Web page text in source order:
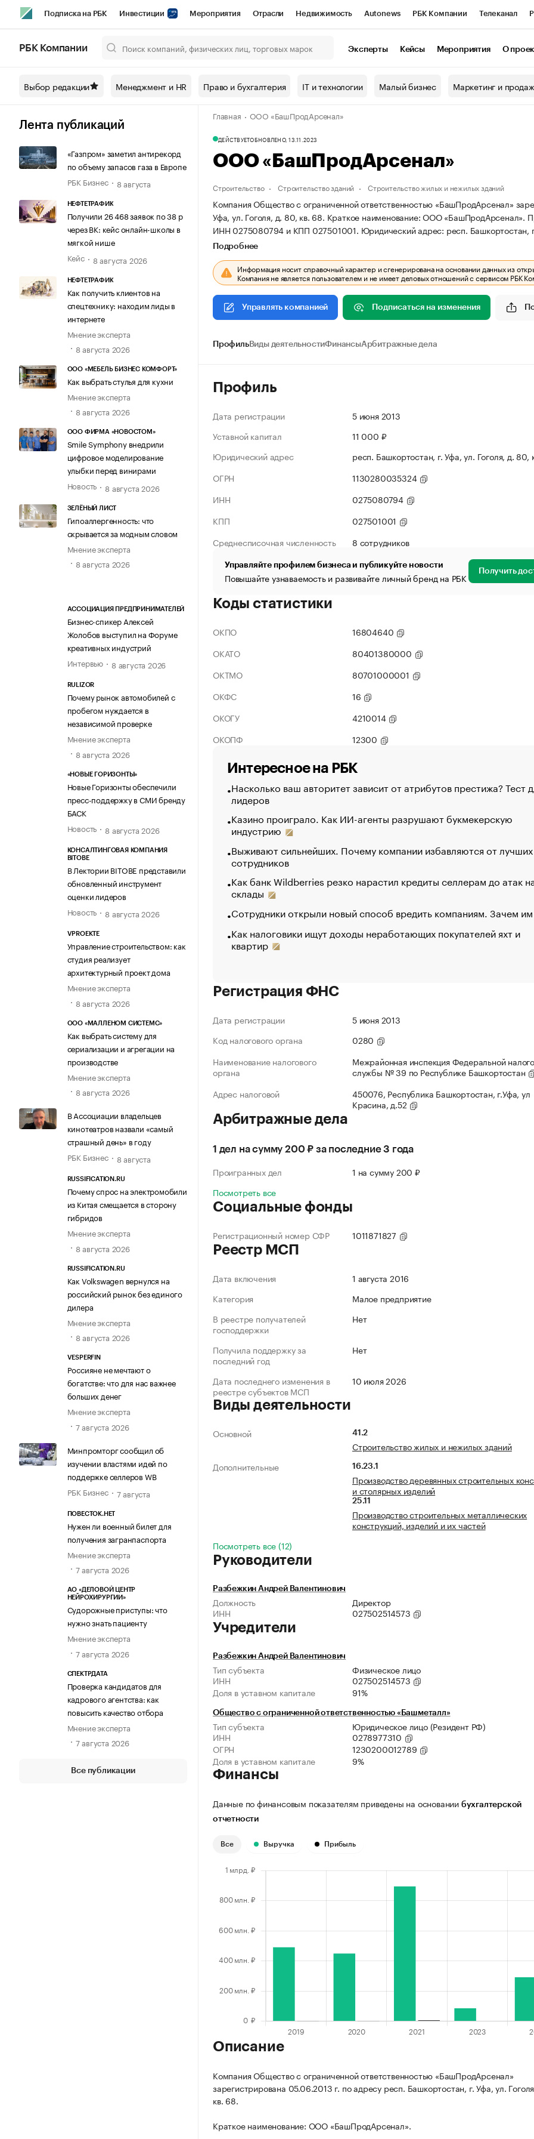
Подписка на РБК Инвестиции Мероприятия Отрасли Недвижимость Autonews РБК Компании Телеканал
Спецпроекты СПб Конференции СПб Спецпроекты Проверка контрагентов
Технологии и медиа Рынок наличной валюты
РБК Компании Эксперты Кейсы Мероприятия О
Выбор редакции Менеджмент и HR Право и бухгалтерия IT и технологии Малый бизнес Маркетинг и
Лента публикаций
«Газпром» заметил антирекорд
по объему запасов газа в Европе
РБК Бизнес
8 августа
НЕФТЕТРАФИК
Получили 26 468 заявок по 38 р
через ВК: кейс онлайн-школы в
мягкой нише
Кейс
8 августа 2026
НЕФТЕТРАФИК
Как получить клиентов на
спецтехнику: находим лиды в
интернете
Мнение эксперта
8 августа 2026
ООО «МЕБЕЛЬ БИЗНЕС КОМФОРТ»
Как выбрать стулья для кухни
Мнение эксперта
8 августа 2026
ООО ФИРМА «НОВОСТОМ»
Smile Symphony внедрили
цифровое моделирование
улыбки перед винирами
Новость
8 августа 2026
ЗЕЛЁНЫЙ ЛИСТ
Гипоаллергенность: что
скрывается за модным словом
Мнение эксперта
8 августа 2026
АССОЦИАЦИЯ ПРЕДПРИНИМАТЕЛЕЙ
Бизнес-спикер Алексей
Жолобов выступил на Форуме
креативных индустрий
Интервью
8 августа 2026
RULIZOR
Почему рынок автомобилей с
пробегом нуждается в
независимой проверке
Мнение эксперта
8 августа 2026
«НОВЫЕ ГОРИЗОНТЫ»
Новые Горизонты обеспечили
пресс-поддержку в СМИ бренду
БАСК
Новость
8 августа 2026
КОНСАЛТИНГОВАЯ КОМПАНИЯ
BITOBE
В Лектории BITOBE представили
обновленный инструмент
оценки лидеров
Новость
8 августа 2026
VPROEKTE
Управление строительством: как
студия реализует
архитектурный проект дома
Мнение эксперта
8 августа 2026
ООО «МАЛЛЕНОМ СИСТЕМС»
Как выбрать систему для
сериализации и агрегации на
производстве
Мнение эксперта
8 августа 2026
В Ассоциации владельцев
кинотеатров назвали «самый
страшный день» в году
РБК Бизнес
8 августа
RUSSIFICATION.RU
Почему спрос на электромобили
из Китая смещается в сторону
гибридов
Мнение эксперта
8 августа 2026
RUSSIFICATION.RU
Как Volkswagen вернулся на
российский рынок без единого
дилера
Мнение эксперта
8 августа 2026
VESPERFIN
Россияне не мечтают о
богатстве: что для нас важнее
больших денег
Мнение эксперта
7 августа 2026
Минпромторг сообщил об
изучении властями идей по
поддержке селлеров WB
РБК Бизнес
7 августа
ПОВЕСТОК.НЕТ
Нужен ли военный билет для
получения загранпаспорта
Мнение эксперта
7 августа 2026
АО «ДЕЛОВОЙ ЦЕНТР
НЕЙРОХИРУРГИИ»
Судорожные приступы: что
нужно знать пациенту
Мнение эксперта
7 августа 2026
СПЕКТРДАТА
Проверка кандидатов для
кадрового агентства: как
повысить качество отбора
Мнение эксперта
7 августа 2026
Все публикации
Главная ООО «БашПродАрсенал»
ДЕЙСТВУЕТОБНОВЛЕНО, 13.11.2023
ООО «БашПродАрсенал»
Строительство Строительство зданий Строительство жилых и нежилых зданий
Компания Общество с ограниченной ответственностью «БашПродАрсенал»
Уфа, ул. Гоголя, д. 80, кв. 68. Краткое наименование: ООО «БашПродАрсенал».
ИНН 0275080794 и КПП 027501001. Юридический адрес: респ. Башкортостан,
Подробнее
Информация носит справочный характер и сгенерирована на основании данных из
Компания не является пользователем и не имеет деловых отношений с сервисом РБК
Управлять компанией Подписаться на изменения
ПрофильВиды деятельностиФинансыАрбитражные дела
Профиль
Дата регистрации
5 июня 2013
Уставной капитал
11 000 ₽
Юридический адрес
респ. Башкортостан, г. Уфа, ул. Гоголя, д. 80,
ОГРН
1130280035324
ИНН
0275080794
КПП
027501001
Среднесписочная численность
8 сотрудников
Управляйте профилем бизнеса и публикуйте новости
Повышайте узнаваемость и развивайте личный бренд на РБК Получить
Коды статистики
ОКПО
16804640
ОКАТО
80401380000
ОКТМО
80701000001
ОКФС
16
ОКОГУ
4210014
ОКОПФ
12300
Интересное на РБК
Насколько ваш авторитет зависит от атрибутов престижа? Тест
лидеров
Казино проиграло. Как ИИ-агенты разрушают букмекерскую
индустрию
Выживают сильнейших. Почему компании избавляются от лучших
сотрудников
Как банк Wildberries резко нарастил кредиты селлерам до атак
склады
Сотрудники открыли новый способ вредить компаниям. Зачем
Как налоговики ищут доходы неработающих покупателей яхт и
квартир
Регистрация ФНС
Дата регистрации
5 июня 2013
Код налогового органа
0280
Наименование налогового
органа
Межрайонная инспекция Федеральной
службы № 39 по Республике Башкортостан
Адрес налоговой
450076, Республика Башкортостан, г.Уфа, ул
Красина, д.52
Арбитражные дела
1 дел на сумму 200 ₽ за последние 3 года
Проигранных дел
1 на сумму 200 ₽
Посмотреть все
Социальные фонды
Регистрационный номер СФР 1011871827
Реестр МСП
Дата включения
1 августа 2016
Категория
Малое предприятие
В реестре получателей
господдержки
Нет
Получила поддержку за
последний год
Нет
Дата последнего изменения в
реестре субъектов МСП
10 июля 2026
Виды деятельности
Основной 41.2
Строительство жилых и нежилых зданий
Дополнительные
16.23.1
Производство деревянных строительных
и столярных изделий
25.11
Производство строительных металлических
конструкций, изделий и их частей
Посмотреть все (12)
Руководители
Разбежкин Андрей Валентинович
Должность
Директор
ИНН
027502514573
Учредители
Разбежкин Андрей Валентинович
Тип субъекта
Физическое лицо
ИНН
027502514573
Доля в уставном капитале
91%
Общество с ограниченной ответственностью «Башметалл»
Тип субъекта
Юридическое лицо (Резидент РФ)
ИНН
0278977310
ОГРН
1230200012789
Доля в уставном капитале
9%
Финансы
Данные по финансовым показателям приведены на основании бухгалтерской
отчетности
Все Выручка Прибыль
Описание
Компания Общество с ограниченной ответственностью «БашПродАрсенал»
зарегистрирована 05.06.2013 г. по адресу респ. Башкортостан, г. Уфа, ул.
кв. 68.
Краткое наименование: ООО «БашПродАрсенал».